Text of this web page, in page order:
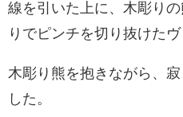
線を引いた上に、木彫り
りでピンチを切り抜けたヴ
木彫り熊を抱きながら、
した。